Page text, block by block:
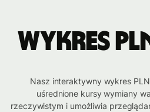
Wykres
Nasz interaktywny wykres
uśrednione kursy wymiany
rzeczywistym i umożliwia